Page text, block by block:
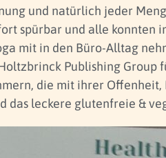
und natürlich jeder
spürbar und alle konnten
mit in den Büro-Alltag
Publishing
die mit ihrer Offenheit,
das leckere glutenfreie &